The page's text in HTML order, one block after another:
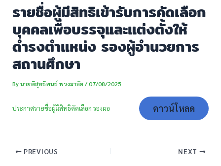
รายชื่อผู้มีสิทธิเข้ารับการคัดเลือก
บุคคลเพื่อบรรจุและแต่งตั้งให้
ดำรงตำแหน่ง รองผู้อำนวยการ
สถานศึกษา
Byนายพิสุทธิพนธ์ พวงมาลัย/07/08/2025
ประกาศรายชื่อผู้มีสิทธิคัดเลือก รองผอ ดาวน์โหลด
PREVIOUS NEXT